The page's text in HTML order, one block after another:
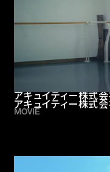
アキュイティー株式
アキュイティー株式
MOVIE